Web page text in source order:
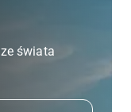
świata